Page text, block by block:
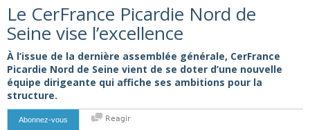
Le CerFrance Picardie Nord de
Seine vise l’excellence
À l’issue de la dernière assemblée générale, CerFrance
Picardie Nord de Seine vient de se doter d’une nouvelle
équipe dirigeante qui affiche ses ambitions pour la
structure.
Abonnez-vous Reagir